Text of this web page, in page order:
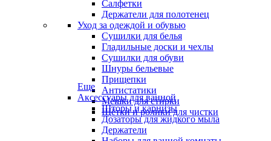
Салфетки
Держатели для полотенец
Уход за одеждой и обувью
Сушилки для белья
Гладильные доски и чехлы
Сушилки для обуви
Шнуры бельевые
Прищепки
Антистатики
Мешки для стирки
Щётки и ролики для чистки
Еще
Аксессуары для ванной
Шторы и карнизы
Дозаторы для жидкого мыла
Держатели